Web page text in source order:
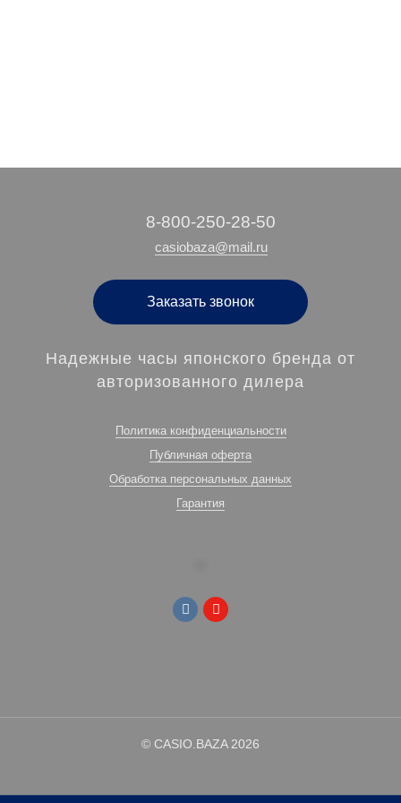
‭8-800-250-28-50
casiobaza@mail.ru
Заказать звонок
Надежные часы японского бренда от
авторизованного дилера
Политика конфиденциальности
Публичная оферта
Обработка персональных данных
Гарантия
© CASIO.BAZA 2026